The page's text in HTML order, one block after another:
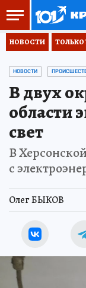
НОВОСТИ ТОЛЬКО
НОВОСТИ
В двух
области
свет
В
с
Олег БЫКОВ